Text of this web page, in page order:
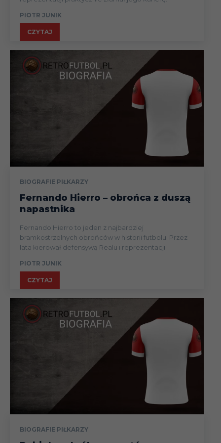
PIOTR JUNIK
CZYTAJ
BIOGRAFIE PIŁKARZY
Fernando Hierro – obrońca z duszą
napastnika
Fernando Hierro to jeden z najbardziej
bramkostrzelnych obrońców w historii futbolu. Przez
lata kierował defensywą Realu i reprezentacji
PIOTR JUNIK
CZYTAJ
BIOGRAFIE PIŁKARZY